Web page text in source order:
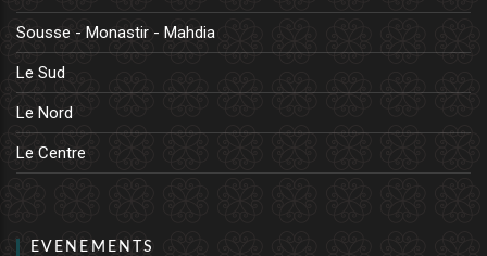
Sousse - Monastir - Mahdia
Le Sud
Le Nord
Le Centre
EVENEMENTS